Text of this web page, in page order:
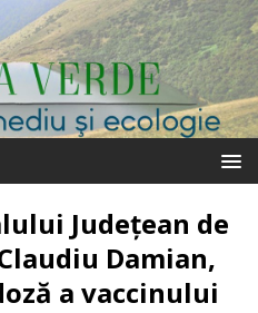
Judeţean de
Damian,
a vaccinului